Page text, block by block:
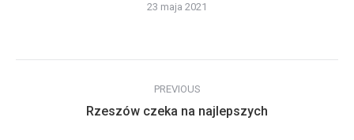
23 maja 2021
navigation
PREVIOUS
Previous
Rzeszów czeka na najlepszych